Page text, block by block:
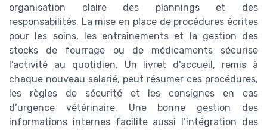
organisation claire des plannings et des
responsabilités. La mise en place de procédures écrites
pour les soins, les entraînements et la gestion des
stocks de fourrage ou de médicaments sécurise
l’activité au quotidien. Un livret d’accueil, remis à
chaque nouveau salarié, peut résumer ces procédures,
les règles de sécurité et les consignes en cas
d’urgence vétérinaire. Une bonne gestion des
informations internes facilite aussi l’intégration des